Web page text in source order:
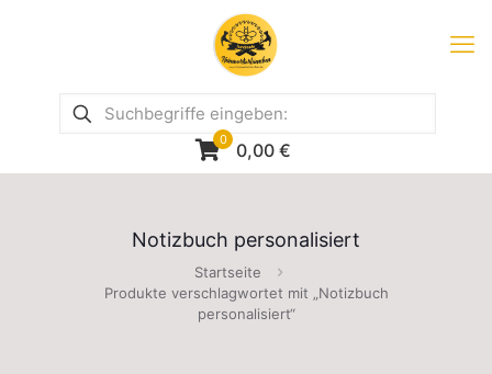
0 0,00 €
Notizbuch personalisiert
Startseite
Produkte verschlagwortet mit „Notizbuch
personalisiert“